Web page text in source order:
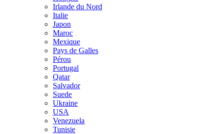
Irlande du Nord
Italie
Japon
Maroc
Mexique
Pays de Galles
Pérou
Portugal
Qatar
Salvador
Suede
Ukraine
USA
Venezuela
Tunisie